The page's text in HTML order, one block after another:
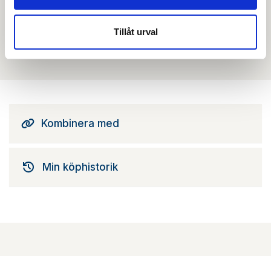
Tillåt urval
Det finns ännu ingen film för denna produkt
Kombinera med
Min köphistorik